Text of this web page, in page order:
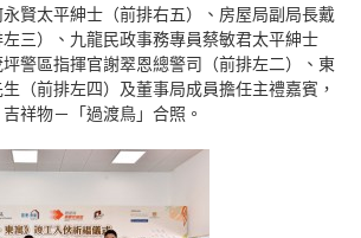
賢太平紳士（前排右五）、房屋局副局長戴
三）、九龍民政事務專員蔡敏君太平紳士
坪警區指揮官謝翠恩總警司（前排左二）、東
（前排左四）及董事局成員擔任主禮嘉賓，
祥物－「過渡鳥」合照。